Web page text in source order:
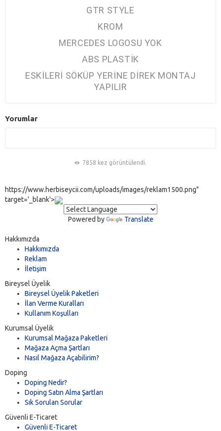
GTR STYLE
KROM
MERCEDES LOGOSU YOK
ABS PLASTİK
ESKİLERİ SÖKÜP YERİNE DİREK MONTAJ
YAPILIR
Yorumlar
7858 kez görüntülendi.
https://www.herbiseycii.com/uploads/images/reklam1500.png"
target='_blank'>
Powered by Translate
Hakkımızda
Hakkımızda
Reklam
İletişim
Bireysel Üyelik
Bireysel Üyelik Paketleri
İlan Verme Kuralları
Kullanım Koşulları
Kurumsal Üyelik
Kurumsal Mağaza Paketleri
Mağaza Açma Şartları
Nasıl Mağaza Açabilirim?
Doping
Doping Nedir?
Doping Satın Alma Şartları
Sık Sorulan Sorular
Güvenli E-Ticaret
Güvenli E-Ticaret